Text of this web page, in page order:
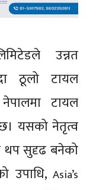
उन्नत
ठूलो टायल
टायल
छ। यसको नेतृत्व
थप सुदृढ बनेको
उपाधि,Asia’s